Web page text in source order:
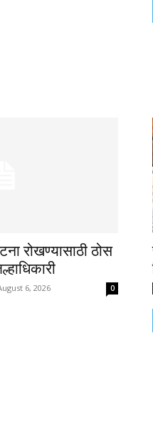
रोखण्यासाठी ठोस
6, 2026 0